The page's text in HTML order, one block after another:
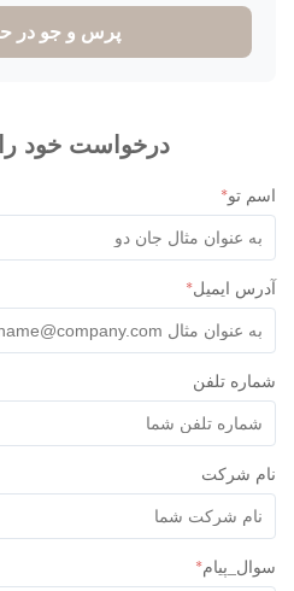
پرس و جو در حال
درخواست خود را
تو*
ایمیل *
تلفن
شرکت
*